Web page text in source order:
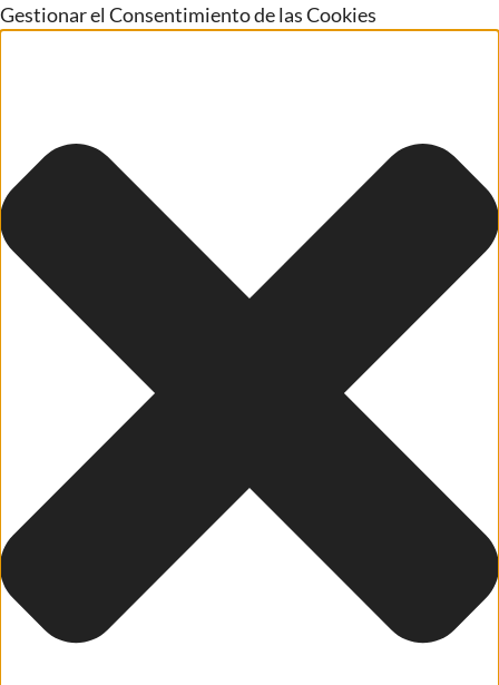
Gestionar el Consentimiento de las Cookies